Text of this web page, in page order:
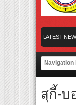
LATEST
Communication
แอโรบิกสุดมันส์ ในกิจกรรม
ดแห่งปีจาก NUUI
กมใหม่ในวงการการศึกษา
อดการลงทุน
สุกี้-บ